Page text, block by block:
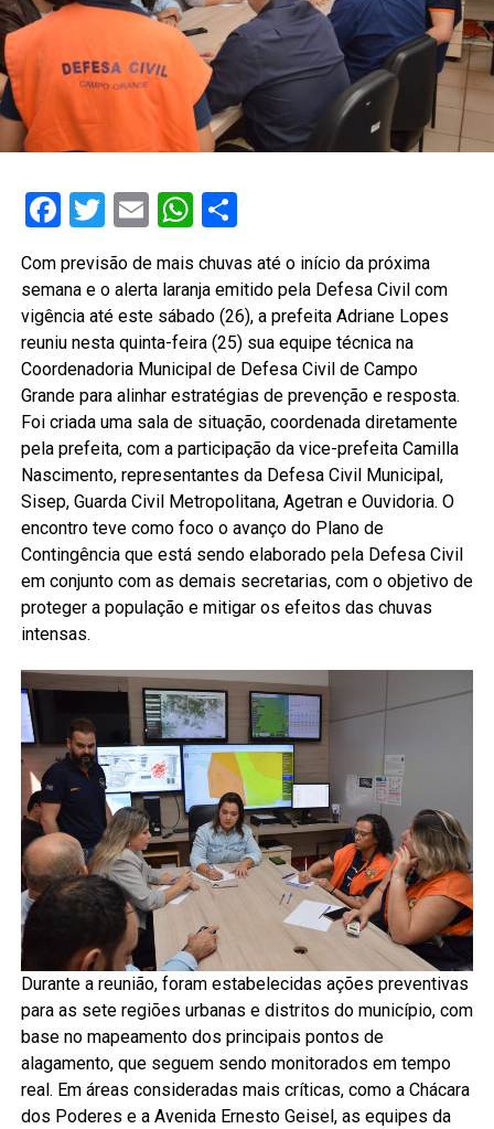
Facebook
Twitter
EmailWhatsApp
Com previsão de mais chuvas até o início da próxima
semana e o alerta laranja emitido pela Defesa Civil com
vigência até este sábado (26), a prefeita Adriane Lopes
reuniu nesta quinta-feira (25) sua equipe técnica na
Coordenadoria Municipal de Defesa Civil de Campo
Grande para alinhar estratégias de prevenção e resposta.
Foi criada uma sala de situação, coordenada diretamente
pela prefeita, com a participação da vice-prefeita Camilla
Nascimento, representantes da Defesa Civil Municipal,
Sisep, Guarda Civil Metropolitana, Agetran e Ouvidoria. O
encontro teve como foco o avanço do Plano de
Contingência que está sendo elaborado pela Defesa Civil
em conjunto com as demais secretarias, com o objetivo de
proteger a população e mitigar os efeitos das chuvas
intensas.
Durante a reunião, foram estabelecidas ações preventivas
para as sete regiões urbanas e distritos do município, com
base no mapeamento dos principais pontos de
alagamento, que seguem sendo monitorados em tempo
real. Em áreas consideradas mais críticas, como a Chácara
dos Poderes e a Avenida Ernesto Geisel, as equipes da